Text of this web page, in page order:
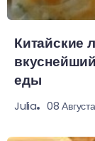
Китайские
еды
Julia 08